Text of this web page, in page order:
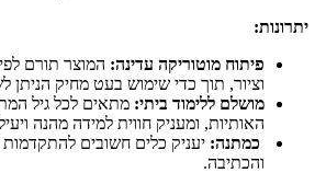
יתרונות:
פיתוח מוטוריקה עדינה: המוצר תורם
וציור, תוך כדי שימוש בעט מחיק הניתן
מושלם ללימוד ביתי: מתאים לכל גיל
האותיות, ומעניק חווית למידה מהנה
כמתנה: יעניק כלים חשובים להתקדמות
והכתיבה.